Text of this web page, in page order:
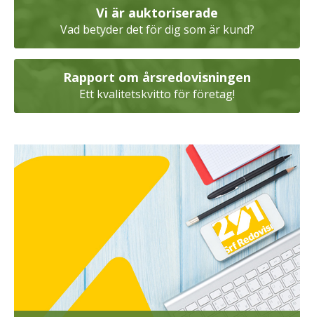
Vi är auktoriserade
Vad betyder det för dig som är kund?
Rapport om årsredovisningen
Ett kvalitetskvitto för företag!